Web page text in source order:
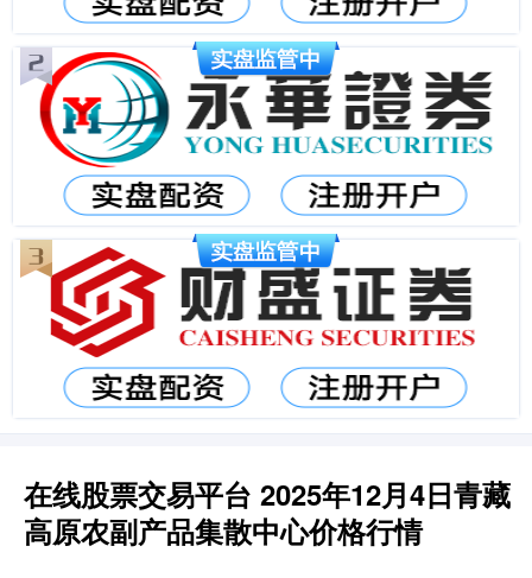
在线股票交易平台 2025年12月4日青藏
高原农副产品集散中心价格行情